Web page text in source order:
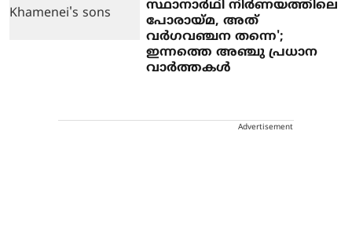
സ്ഥാനാർഥി നിർണയത്തിലെ
പോരായ്മ, അത്
വർഗവഞ്ചന തന്നെ';
ഇന്നത്തെ അഞ്ചു പ്രധാന
വാർത്തകൾ
Advertisement